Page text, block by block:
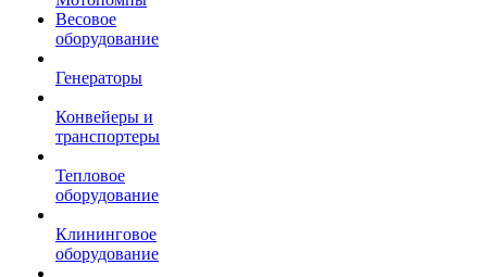
Весовое
оборудование
Генераторы
Конвейеры и
транспортеры
Тепловое
оборудование
Клининговое
оборудование